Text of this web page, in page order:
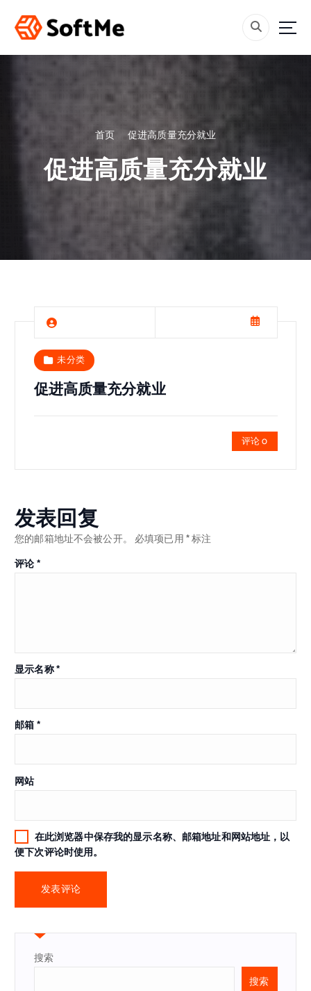
内
首页 促进高质量充分就业
促进高质量充分就业
未分类
促进高质量充分就业
评论 0
发表回复
您的邮箱地址不会被公开。 必填项已用*标注
评论*
显示名称*
邮箱*
网站
在此浏览器中保存我的显示名称、邮箱地址和网站地址，以
便下次评论时使用。
搜索
搜索